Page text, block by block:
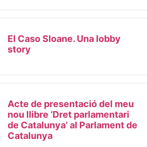
El Caso Sloane. Una lobby
story
Acte de presentació del meu
nou llibre ‘Dret parlamentari
de Catalunya’ al Parlament de
Catalunya